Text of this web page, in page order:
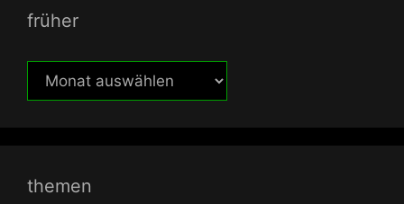
früher
früher
themen